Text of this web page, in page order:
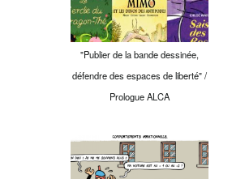
"Publier de la bande dessinée,
défendre des espaces de liberté" /
Prologue ALCA